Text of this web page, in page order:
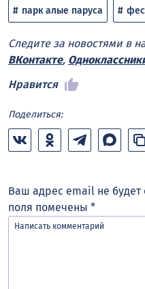
парк алые паруса
Следите за новостями в
ВКонтакте,
Нравится
Поделиться:
Ваш адрес email не будет
поля помечены *